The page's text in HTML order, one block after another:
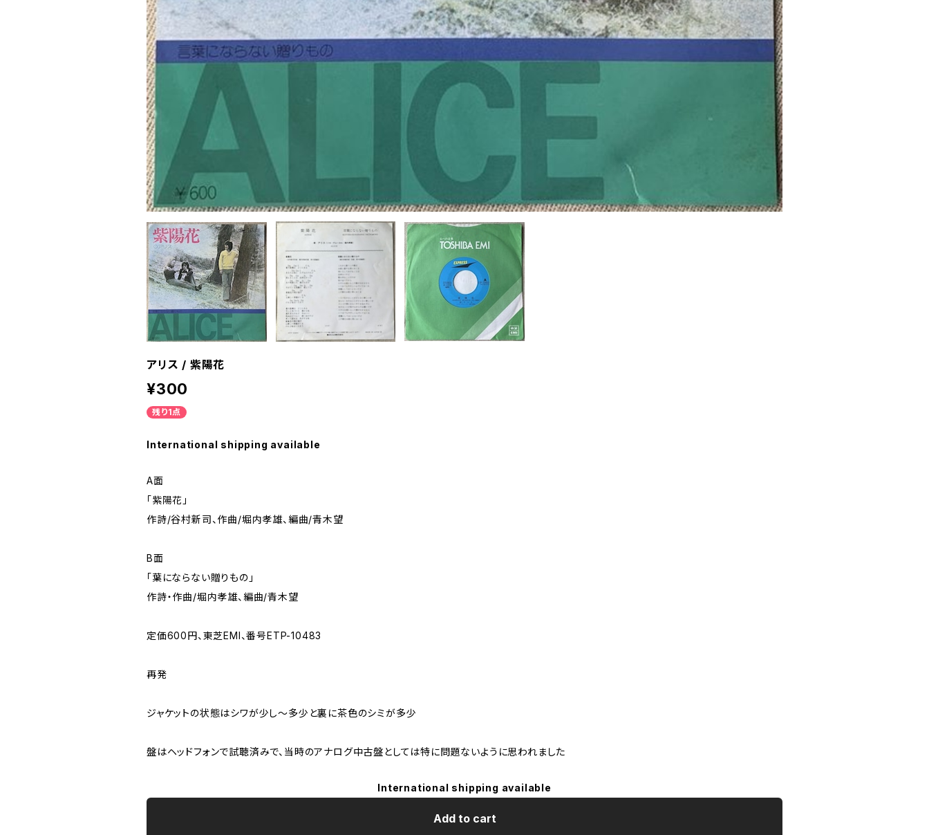
アリス / 紫陽花
¥300
残り1点
International shipping available
A面
「紫陽花」
作詩/谷村新司、作曲/堀内孝雄、編曲/青木望
B面
「葉にならない贈りもの」
作詩・作曲/堀内孝雄、編曲/青木望
定価600円、東芝EMI、番号ETP-10483
再発
ジャケットの状態はシワが少し～多少と裏に茶色のシミが多少
盤はヘッドフォンで試聴済みで、当時のアナログ中古盤としては特に問題ないように思われました
International shipping available
Add to cart